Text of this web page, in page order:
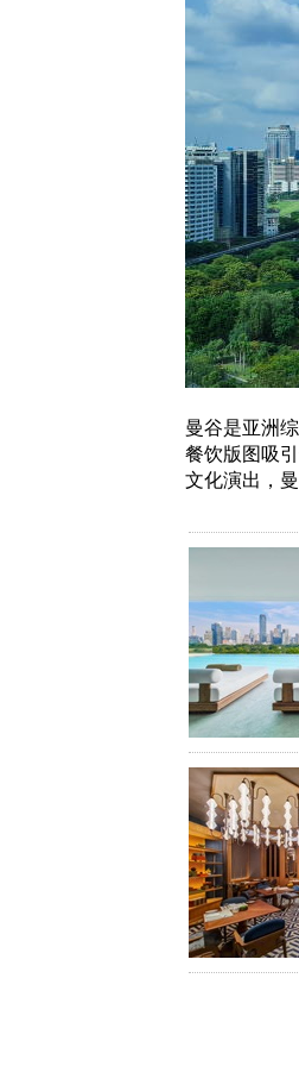
曼谷是亚洲
餐饮版图吸
文化演出，